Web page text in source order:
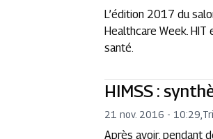
L’édition 2017 du
Healthcare Week.
santé.
HIMSS :
21 nov. 2016 - 10:29
Après avoir, pendant